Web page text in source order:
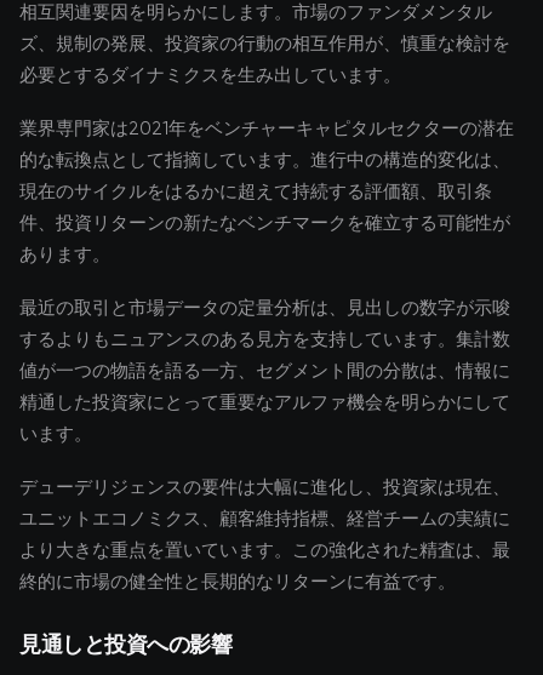
相互関連要因を明らかにします。市場のファンダメンタル
ズ、規制の発展、投資家の行動の相互作用が、慎重な検討を
必要とするダイナミクスを生み出しています。
業界専門家は2021年をベンチャーキャピタルセクターの潜在
的な転換点として指摘しています。進行中の構造的変化は、
現在のサイクルをはるかに超えて持続する評価額、取引条
件、投資リターンの新たなベンチマークを確立する可能性が
あります。
最近の取引と市場データの定量分析は、見出しの数字が示唆
するよりもニュアンスのある見方を支持しています。集計数
値が一つの物語を語る一方、セグメント間の分散は、情報に
精通した投資家にとって重要なアルファ機会を明らかにして
います。
デューデリジェンスの要件は大幅に進化し、投資家は現在、
ユニットエコノミクス、顧客維持指標、経営チームの実績に
より大きな重点を置いています。この強化された精査は、最
終的に市場の健全性と長期的なリターンに有益です。
見通しと投資への影響